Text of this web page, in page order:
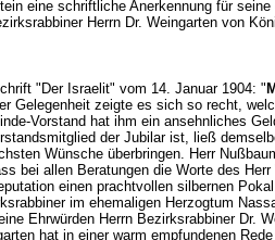
eine schriftliche Anerkennung für
Herrn Dr. Weingarten von
"Der Israelit" vom 14. Januar 1904: "
Gelegenheit zeigte es sich so recht,
Vorstand hat ihm ein ansehnliches
der Jubilar ist, ließ
Wünsche überbringen. Herr
bei allen Beratungen die Worte des
einen prachtvollen silbernen
im ehemaligen Herzogtum
Ehrwürden Herrn Bezirksrabbiner Dr.
hat in einer warm empfundenen